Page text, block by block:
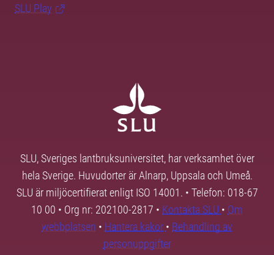
SLU Play
SLU, Sveriges lantbruksuniversitet, har verksamhet över
hela Sverige. Huvudorter är Alnarp, Uppsala och Umeå.
SLU är miljöcertifierat enligt ISO 14001. • Telefon: 018-67
10 00 • Org nr: 202100-2817 • Kontakta SLU • Om
webbplatsen • Hantera kakor • Behandling av
personuppgifter